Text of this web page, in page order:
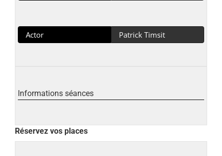
Actor Patrick Timsit
Informations séances
Réservez vos places